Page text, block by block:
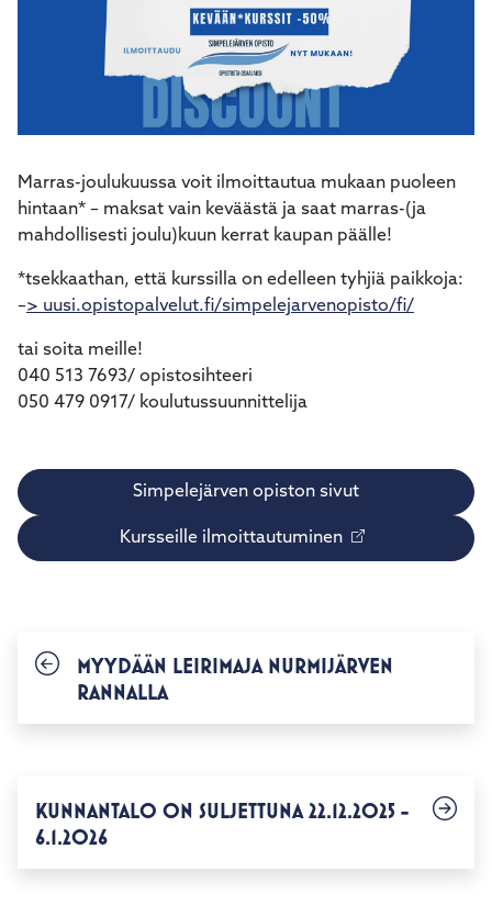
Marras-joulukuussa voit ilmoittautua mukaan puoleen
hintaan* – maksat vain keväästä ja saat marras-(ja
mahdollisesti joulu)kuun kerrat kaupan päälle!
*tsekkaathan, että kurssilla on edelleen tyhjiä paikkoja:
–> uusi.opistopalvelut.fi/simpelejarvenopisto/fi/
tai soita meille!
040 513 7693/ opistosihteeri
050 479 0917/ koulutussuunnittelija
Simpelejärven opiston sivut
Kursseille ilmoittautuminen
MYYDÄÄN LEIRIMAJA NURMIJÄRVEN
RANNALLA
KUNNANTALO ON SULJETTUNA 22.12.2025 -
6.1.2026